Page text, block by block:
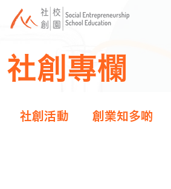
社創專欄
社創活動 創業知多啲